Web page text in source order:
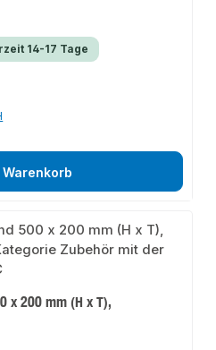
14-17 Tage
Warenkorb
x 200 mm (H x T),